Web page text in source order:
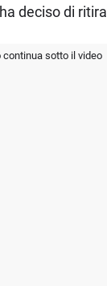
deciso di
continua sotto il video